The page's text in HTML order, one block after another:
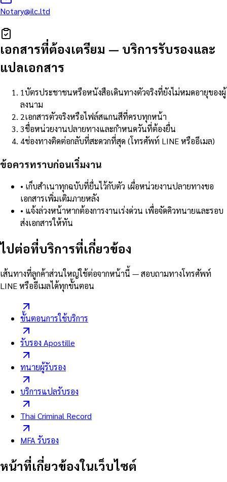
Notary@ilc.ltd
เอกสารที่ต้องเตรียม — บริการรับรองและ
แปลเอกสาร
1บัตรประชาชนหรือหนังสือเดินทางตัวจริงที่ยังไม่หมดอายุของผู้
ลงนาม
2เอกสารตัวจริงหรือไฟล์สแกนสีที่ครบทุกหน้า
3ชื่อหน่วยงานปลายทางและกำหนดวันที่ต้องยื่น
4ช่องทางติดต่อกลับที่สะดวกที่สุด (โทรศัพท์ LINE หรืออีเมล)
ข้อควรทราบก่อนเริ่มงาน
• เก็บสำเนาทุกฉบับที่ยื่นไว้กับตัว เผื่อหน่วยงานปลายทางขอ
เอกสารเพิ่มเติมภายหลัง
• แจ้งล่วงหน้าหากต้องการงานเร่งด่วน เพื่อจัดคิวทนายและรอบ
ส่งเอกสารให้ทัน
ไปต่อที่บริการที่เกี่ยวข้อง
เส้นทางที่ลูกค้าส่วนใหญ่ใช้ต่อจากหน้านี้ — สอบถามทางโทรศัพท์
LINE หรืออีเมลได้ทุกขั้นตอน
ขั้นตอนการใช้บริการ
รับรอง Apostille
ทนายผู้รับรอง
บริการแปลรับรอง
Thai Criminal Record
MFA รับรอง
หน้าที่เกี่ยวข้องในเว็บไซต์